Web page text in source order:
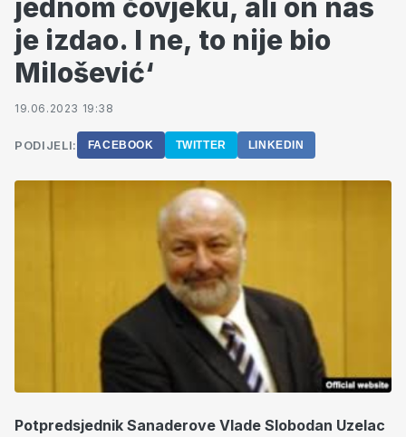
jednom čovjeku, ali on nas
je izdao. I ne, to nije bio
Milošević‘
19.06.2023 19:38
PODIJELI: FACEBOOK TWITTER LINKEDIN
Potpredsjednik Sanaderove Vlade Slobodan Uzelac